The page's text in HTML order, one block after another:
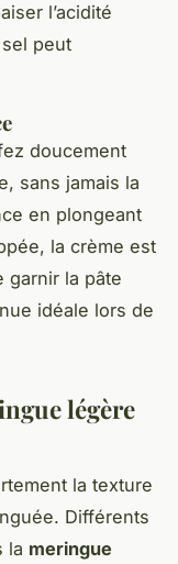
l’acidité
peut
doucement
sans jamais la
en plongeant
la crème est
garnir la pâte
idéale lors de
légère
la texture
Différents
la meringue